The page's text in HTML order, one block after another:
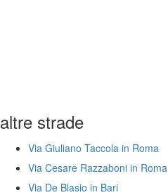
altre strade
Via Giuliano Taccola in Roma
Via Cesare Razzaboni in Roma
Via De Blasio in Bari